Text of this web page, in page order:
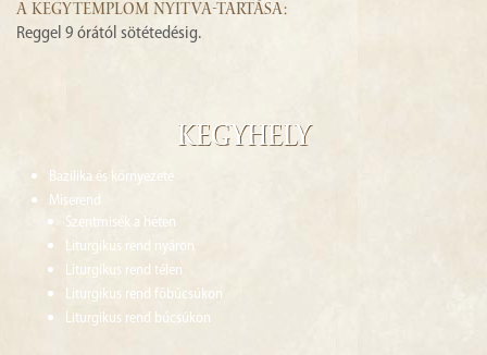
A KEGYTEMPLOM NYITVA-TARTÁSA:
Reggel 9 órától sötétedésig.
Kegyhely
Bazilika és környezete
Miserend
Szentmisék a héten
Liturgikus rend nyáron
Liturgikus rend télen
Liturgikus rend főbúcsúkon
Liturgikus rend búcsúkon